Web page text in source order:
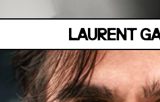
LAURENT